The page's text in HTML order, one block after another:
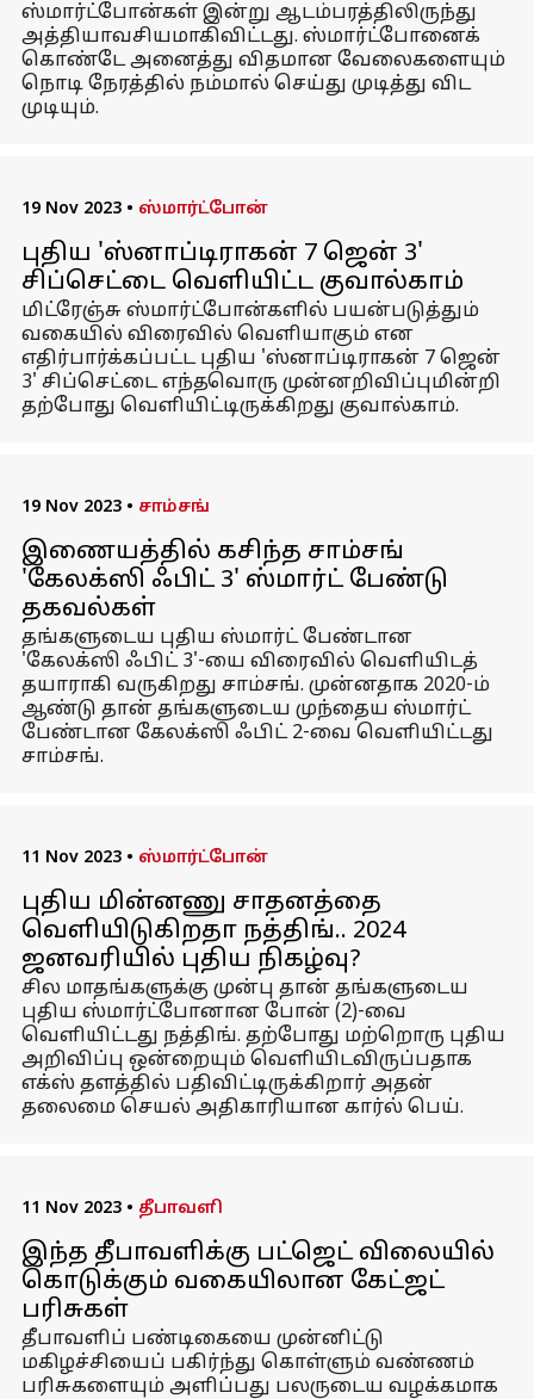
ஸ்மார்ட்போன்கள் இன்று ஆடம்பரத்திலிருந்து
அத்தியாவசியமாகிவிட்டது. ஸ்மார்ட்போனைக்
கொண்டே அனைத்து விதமான வேலைகளையும்
நொடி நேரத்தில் நம்மால் செய்து முடித்து விட
முடியும்.
19 Nov 2023 • ஸ்மார்ட்போன்
புதிய 'ஸ்னாப்டிராகன் 7 ஜென் 3'
சிப்செட்டை வெளியிட்ட குவால்காம்
மிட்ரேஞ்சு ஸ்மார்ட்போன்களில் பயன்படுத்தும்
வகையில் விரைவில் வெளியாகும் என
எதிர்பார்க்கப்பட்ட புதிய 'ஸ்னாப்டிராகன் 7 ஜென்
3' சிப்செட்டை எந்தவொரு முன்னறிவிப்புமின்றி
தற்போது வெளியிட்டிருக்கிறது குவால்காம்.
19 Nov 2023 • சாம்சங்
இணையத்தில் கசிந்த சாம்சங்
'கேலக்ஸி ஃபிட் 3' ஸ்மார்ட் பேண்டு
தகவல்கள்
தங்களுடைய புதிய ஸ்மார்ட் பேண்டான
'கேலக்ஸி ஃபிட் 3'-யை விரைவில் வெளியிடத்
தயாராகி வருகிறது சாம்சங். முன்னதாக 2020-ம்
ஆண்டு தான் தங்களுடைய முந்தைய ஸ்மார்ட்
பேண்டான கேலக்ஸி ஃபிட் 2-வை வெளியிட்டது
சாம்சங்.
11 Nov 2023 • ஸ்மார்ட்போன்
புதிய மின்னணு சாதனத்தை
வெளியிடுகிறதா நத்திங்.. 2024
ஜனவரியில் புதிய நிகழ்வு?
சில மாதங்களுக்கு முன்பு தான் தங்களுடைய
புதிய ஸ்மார்ட்போனான போன் (2)-வை
வெளியிட்டது நத்திங். தற்போது மற்றொரு புதிய
அறிவிப்பு ஒன்றையும் வெளியிடவிருப்பதாக
எக்ஸ் தளத்தில் பதிவிட்டிருக்கிறார் அதன்
தலைமை செயல் அதிகாரியான கார்ல் பெய்.
11 Nov 2023 • தீபாவளி
இந்த தீபாவளிக்கு பட்ஜெட் விலையில்
கொடுக்கும் வகையிலான கேட்ஜட்
பரிசுகள்
தீபாவளிப் பண்டிகையை முன்னிட்டு
மகிழச்சியைப் பகிர்ந்து கொள்ளும் வண்ணம்
பரிசுகளையும் அளிப்பது பலருடைய வழக்கமாக